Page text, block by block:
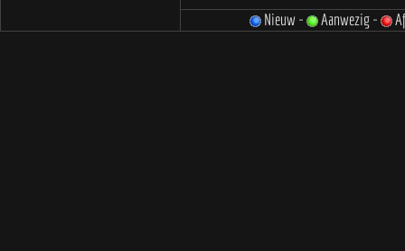
Nieuw - Aanwezig -